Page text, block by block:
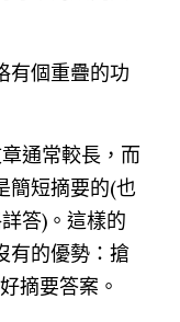
有個重疊的功
通常較長，而
簡短摘要的(也
答)。這樣的
有的優勢：搶
摘要答案。